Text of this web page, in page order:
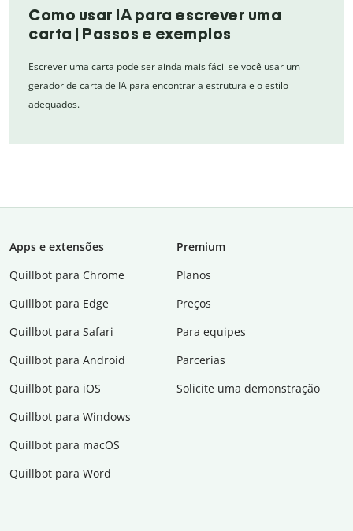
Como usar IA para escrever uma
carta | Passos e exemplos
Escrever uma carta pode ser ainda mais fácil se você usar um
gerador de carta de IA para encontrar a estrutura e o estilo
adequados.
Apps e extensões
Quillbot para Chrome
Quillbot para Edge
Quillbot para Safari
Quillbot para Android
Quillbot para iOS
Quillbot para Windows
Quillbot para macOS
Quillbot para Word
Premium
Planos
Preços
Para equipes
Parcerias
Solicite uma demonstração